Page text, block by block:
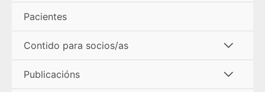
Pacientes
Contido para socios/as
menú
Publicacións